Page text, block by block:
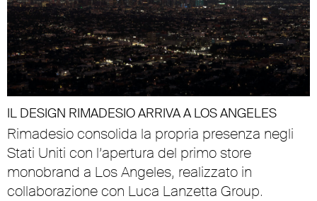
IL DESIGN RIMADESIO ARRIVA A LOS ANGELES
Rimadesio consolida la propria presenza negli
Stati Uniti con l’apertura del primo store
monobrand a Los Angeles, realizzato in
collaborazione con Luca Lanzetta Group.